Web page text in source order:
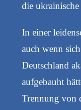
die
In einer
auch wenn
Deutschland
aufgebauht
Trennung von